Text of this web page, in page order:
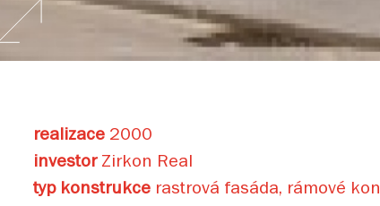
realizace 2000
investorZirkon Real
typ konstrukce rastrová fasáda, rámové